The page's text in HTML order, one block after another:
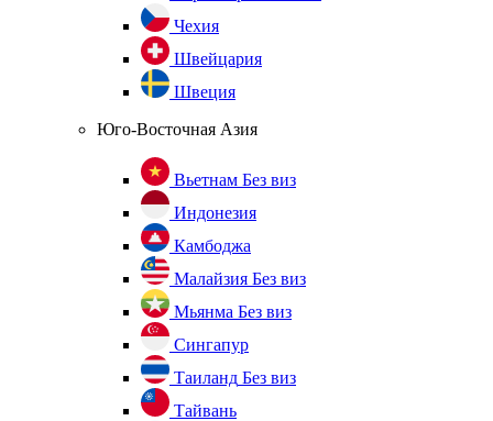
Чехия
Швейцария
Швеция
Юго-Восточная Азия
Вьетнам Без виз
Индонезия
Камбоджа
Малайзия Без виз
Мьянма Без виз
Сингапур
Таиланд Без виз
Тайвань